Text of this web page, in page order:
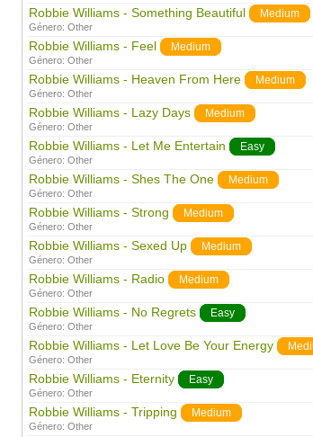
Robbie Williams - Something Beautiful Medium
Género: Other
Robbie Williams - Feel Medium
Género: Other
Robbie Williams - Heaven From Here Medium
Género: Other
Robbie Williams - Lazy Days Medium
Género: Other
Robbie Williams - Let Me Entertain Easy
Género: Other
Robbie Williams - Shes The One Medium
Género: Other
Robbie Williams - Strong Medium
Género: Other
Robbie Williams - Sexed Up Medium
Género: Other
Robbie Williams - Radio Medium
Género: Other
Robbie Williams - No Regrets Easy
Género: Other
Robbie Williams - Let Love Be Your Energy
Género: Other
Robbie Williams - Eternity Easy
Género: Other
Robbie Williams - Tripping Medium
Género: Other